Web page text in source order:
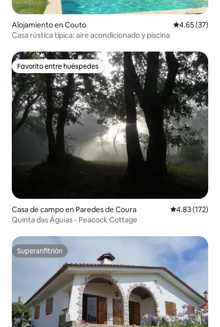
Alojamiento en Couto Calificación
4.65 (37)
Casa rústica típica: aire acondicionado y piscina
Favorito entre huéspedes
Favorito entre huéspedes
Casa de campo en Paredes de Coura Calificación
4.83 (172)
Quinta das Águias - Peacock Cottage
Superanfitrión
Superanfitrión